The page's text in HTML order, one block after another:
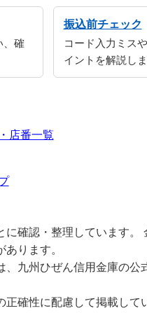
、確
振込前チェック
コード入力ミス
イントを解説しま
店番一覧
確認・整理しています。
ります。
九州ひぜん信用金庫の公
確性に配慮して掲載して